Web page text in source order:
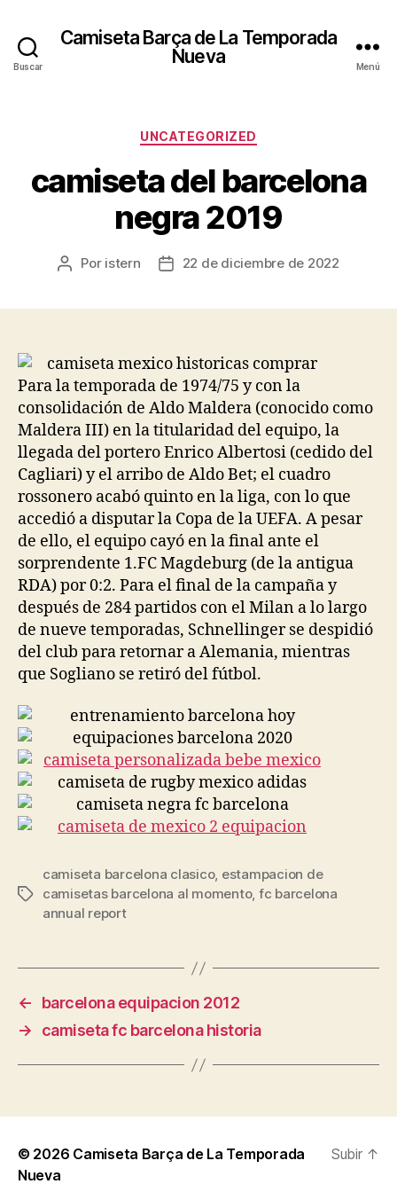
Buscar
Camiseta Barça de La Temporada
Nueva
Menú
Categorías
UNCATEGORIZED
camiseta del barcelona
negra 2019
Autor
Por istern
Fecha22 de diciembre de 2022
Para la temporada de 1974/75 y con la
consolidación de Aldo Maldera (conocido como
Maldera III) en la titularidad del equipo, la
llegada del portero Enrico Albertosi (cedido del
Cagliari) y el arribo de Aldo Bet; el cuadro
rossonero acabó quinto en la liga, con lo que
accedió a disputar la Copa de la UEFA. A pesar
de ello, el equipo cayó en la final ante el
sorprendente 1.FC Magdeburg (de la antigua
RDA) por 0:2. Para el final de la campaña y
después de 284 partidos con el Milan a lo largo
de nueve temporadas, Schnellinger se despidió
del club para retornar a Alemania, mientras
que Sogliano se retiró del fútbol.
Etiquetas
camiseta barcelona clasico, estampacion de
camisetas barcelona al momento, fc barcelona
annual report
←
barcelona equipacion 2012
→
camiseta fc barcelona historia
© 2026 Camiseta Barça de La Temporada
Nueva
Subir ↑